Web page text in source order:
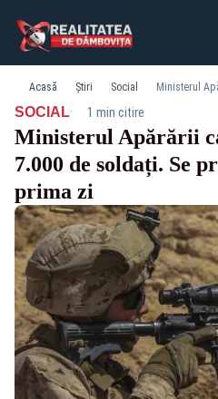
Acasă Știri Social
SOCIAL· 1 min citire
Ministerul Apărării
7.000 de soldați. Se
prima zi